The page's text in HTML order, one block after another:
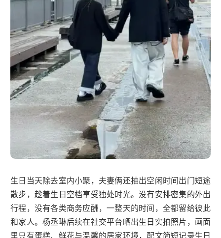
生日当天除去室内小聚，夫妻俩还抽出空闲时间出门短途
散步，趁着生日空档享受独处时光。没有安排密集的外出
行程，没有各类商务应酬，一整天的时间，全都留给彼此
和家人。杨丞琳后续在社交平台晒出生日实拍照片，画面
里只有蛋糕、鲜花与温馨的居家环境，配文简短记录生日